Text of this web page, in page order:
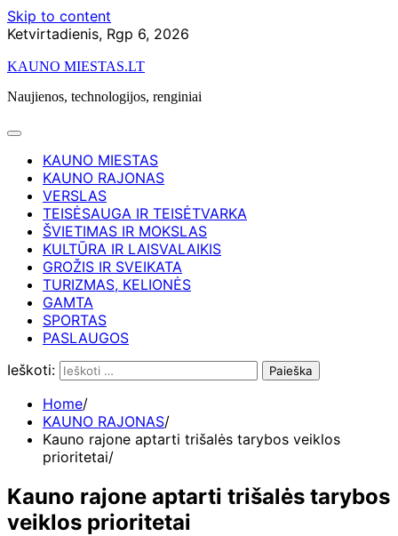
Skip to content
Ketvirtadienis, Rgp 6, 2026
KAUNO MIESTAS.LT
Naujienos, technologijos, renginiai
KAUNO MIESTAS
KAUNO RAJONAS
VERSLAS
TEISĖSAUGA IR TEISĖTVARKA
ŠVIETIMAS IR MOKSLAS
KULTŪRA IR LAISVALAIKIS
GROŽIS IR SVEIKATA
TURIZMAS, KELIONĖS
GAMTA
SPORTAS
PASLAUGOS
Ieškoti:
Home
KAUNO RAJONAS
Kauno rajone aptarti trišalės tarybos veiklos
prioritetai
Kauno rajone aptarti trišalės tarybos
veiklos prioritetai